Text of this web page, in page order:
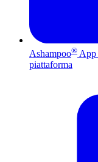
Ashampoo® App
piattaforma